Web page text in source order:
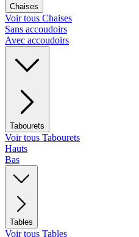
Chaises
Voir tous Chaises
Sans accoudoirs
Avec accoudoirs
Tabourets
Voir tous Tabourets
Hauts
Bas
Tables
Voir tous Tables